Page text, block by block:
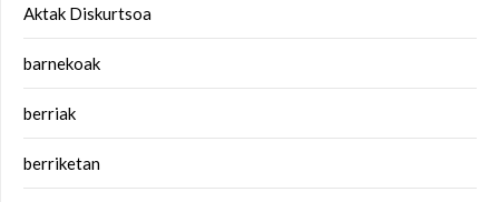
Aktak Diskurtsoa
barnekoak
berriak
berriketan